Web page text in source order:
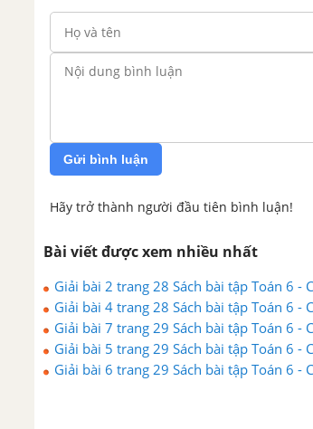
Gửi bình luận
Hãy trở thành người đầu tiên bình luận!
Bài viết được xem nhiều nhất
Giải bài 2 trang 28 Sách bài tập Toán 6 -
Giải bài 4 trang 28 Sách bài tập Toán 6 -
Giải bài 7 trang 29 Sách bài tập Toán 6 -
Giải bài 5 trang 29 Sách bài tập Toán 6 -
Giải bài 6 trang 29 Sách bài tập Toán 6 -